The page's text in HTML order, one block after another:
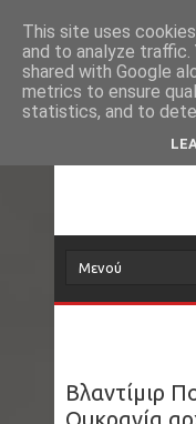
Νέα Loading...
Τα νέα
Βλαντίμιρ
Ουκρανία
This site uses
and to analyze traffic.
shared with Google
metrics to ensure
statistics, and to